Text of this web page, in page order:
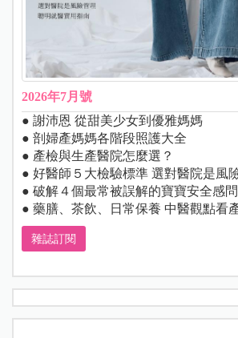
2026年7月號
● 謝沛恩 從甜美少女到優雅媽媽
● 剖婦產媽媽各階段照護大全
● 產檢與生產醫院怎麼選？
● 好醫師５大檢驗標準 選對醫院是風
● 破解４個最常被誤解的寶寶安全感
● 藥膳、茶飲、日常保養 中醫觀點看
雜誌訂閱